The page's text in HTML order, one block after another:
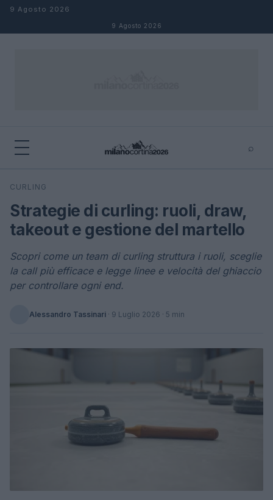
Salta al contenuto
9 Agosto 2026
9 Agosto 2026
⌕
Cerca
CURLING
Strategie di curling: ruoli, draw,
takeout e gestione del martello
Scopri come un team di curling struttura i ruoli, sceglie
la call più efficace e legge linee e velocità del ghiaccio
per controllare ogni end.
Alessandro Tassinari · 9 Luglio 2026 · 5 min